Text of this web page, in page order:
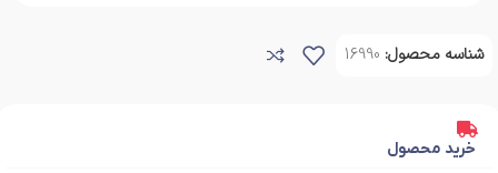
شناسه محصول: 16990
خرید محصول